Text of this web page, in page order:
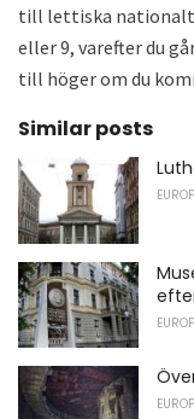
till lettiska
eller 9, varefter du
till höger om du
Similar posts